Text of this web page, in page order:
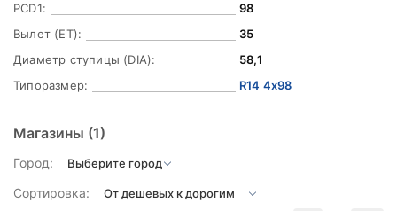
PCD1:
98
Вылет (ET):
35
Диаметр ступицы (DIA):
58,1
Типоразмер:
R14 4x98
Магазины (1)
Город:
Сортировка: